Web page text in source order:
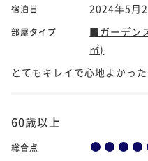
宿泊日 2024年5月
部屋タイプ
■ガーデン
㎡)
とてもキレイで心地よかった
60歳以上
総合点